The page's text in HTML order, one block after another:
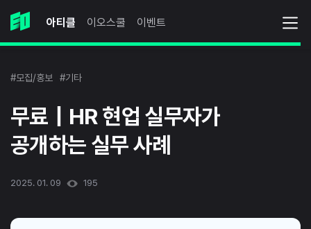
아티클 이오스쿨 이벤트
#모집/홍보 #기타
무료｜HR 현업 실무자가
공개하는 실무 사례
2025. 01. 09 195